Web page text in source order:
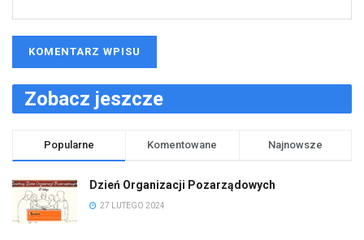
Zobacz jeszcze
Popularne Komentowane Najnowsze
Dzień Organizacji Pozarządowych
27 LUTEGO 2024